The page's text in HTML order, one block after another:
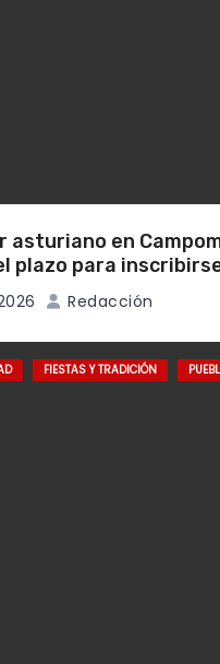
asturiano en
plazo para
FalamosRedacción
FIESTAS Y TRADICIÓN